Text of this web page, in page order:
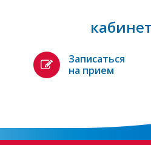
Записаться
на прием